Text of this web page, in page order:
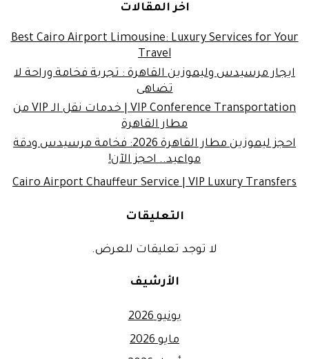
اخر المقالات
Best Cairo Airport Limousine: Luxury Services for Your
Travel
ايجار مرسيدس وليموزين القاهرة : تجربة فخامة وراحة لا
تضاهى
VIP Conference Transportation | خدمات نقل الـ VIP من
مطار القاهرة
احجز ليموزين مطار القاهرة 2026: فخامة مرسيدس ودقة
مواعيد.. احجز الآن!
Cairo Airport Chauffeur Service | VIP Luxury Transfers
التعليقات
لا توجد تعليقات للعرض.
الأرشيف
يونيو 2026
مايو 2026